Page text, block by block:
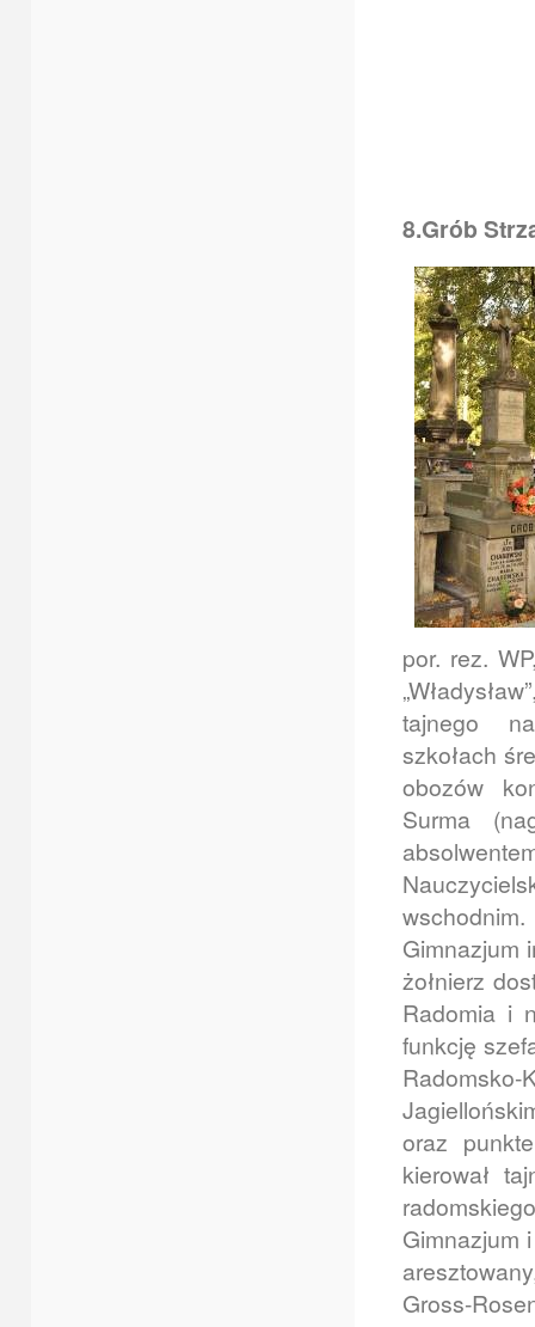
8.Grób
por. rez.
tajnego
szkołach
obozów
Surma
Gimnazjum
żołnierz
Radomia i
funkcję
oraz
kierował
Gimnazjum
Gross-